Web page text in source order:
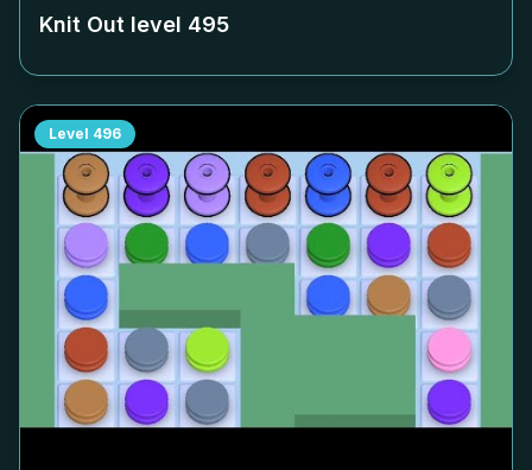
Knit Out level 495
Level 496